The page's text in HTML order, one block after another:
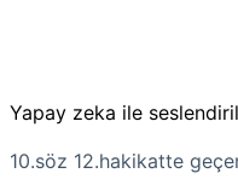
Yapay zeka ile
10.söz 12.hakikatte